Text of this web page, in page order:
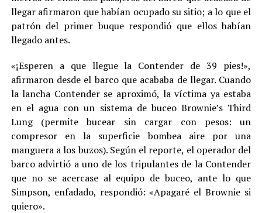
llegar afirmaron que habían ocupado su sitio; a lo que el
patrón del primer buque respondió que ellos habían
llegado antes.
«¡Esperen a que llegue la Contender de 39 pies!»,
afirmaron desde el barco que acababa de llegar. Cuando
la lancha Contender se aproximó, la víctima ya estaba
en el agua con un sistema de buceo Brownie’s Third
Lung (permite bucear sin cargar con pesos: un
compresor en la superficie bombea aire por una
manguera a los buzos). Según el reporte, el operador del
barco advirtió a uno de los tripulantes de la Contender
que no se acercase al equipo de buceo, ante lo que
Simpson, enfadado, respondió: «Apagaré el Brownie si
quiero».